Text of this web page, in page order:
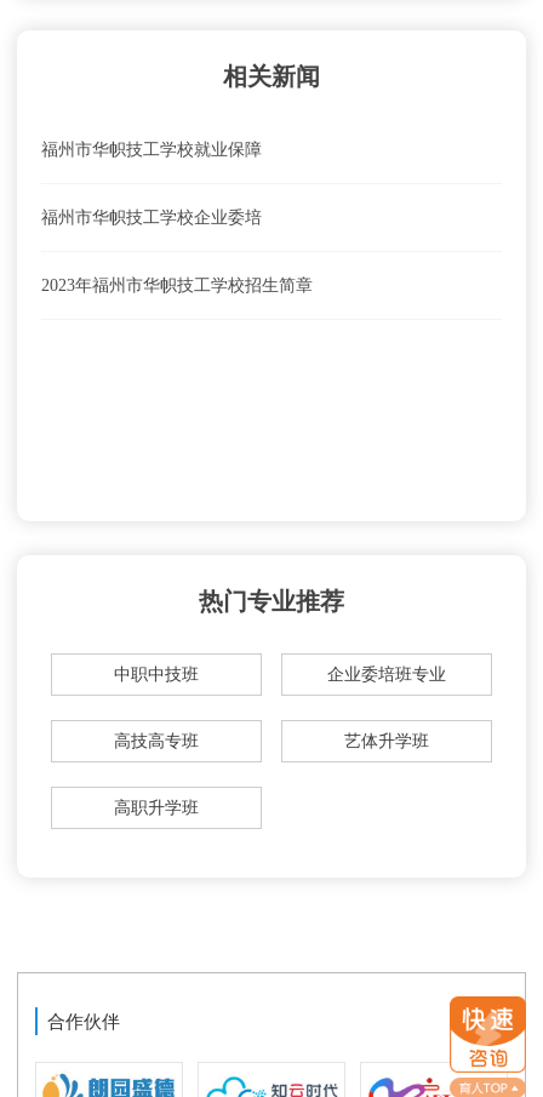
相关新闻
福州市华帜技工学校就业保障
福州市华帜技工学校企业委培
2023年福州市华帜技工学校招生简章
热门专业推荐
中职中技班 企业委培班专业
高技高专班 艺体升学班
高职升学班
合作伙伴